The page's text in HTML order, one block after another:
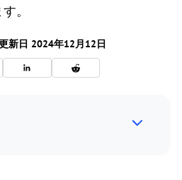
。
新日 2024年12月12日